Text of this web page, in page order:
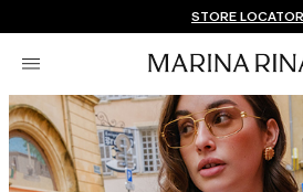
ENVÍO Y DEVOLUCIONES
¿No tienes una cuenta?STORE LOCATOR